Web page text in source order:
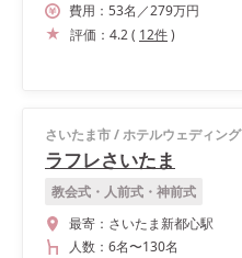
費用： 53名 ／279万円
評価： 4.2( 12件)
さいたま市/ホテルウェディング
ラフレさいたま
教会式・人前式・神前式
最寄： さいたま新都心駅
人数： 6名〜130名